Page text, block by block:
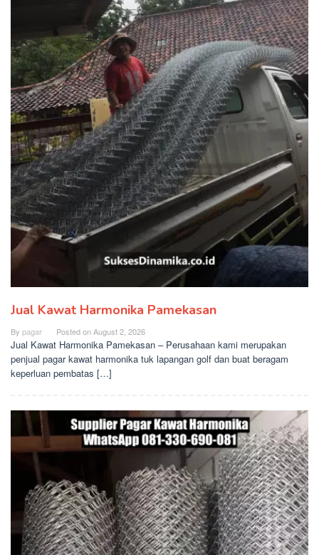
Jual Kawat Harmonika Pamekasan
By pagar Posted onAugust 2, 2026
Jual Kawat Harmonika Pamekasan – Perusahaan kami merupakan
penjual pagar kawat harmonika tuk lapangan golf dan buat beragam
keperluan pembatas […]